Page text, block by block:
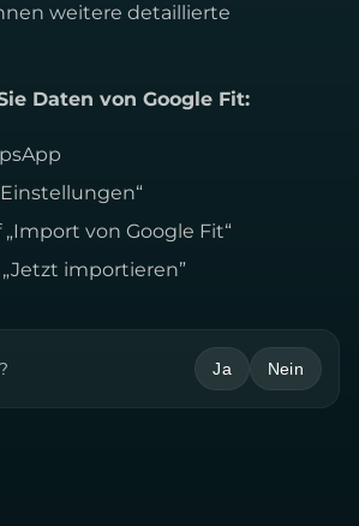
weitere detaillierte
Daten von Google Fit:
von Google Fit“
importieren”
Ja Nein